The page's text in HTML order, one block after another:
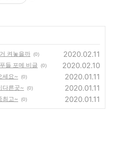
켜놓을까 (0) 2020.02.11
들 포메 비글 (0) 2020.02.10
세요~ (0) 2020.01.11
다른곳~ (0) 2020.01.11
최고~ (0) 2020.01.11